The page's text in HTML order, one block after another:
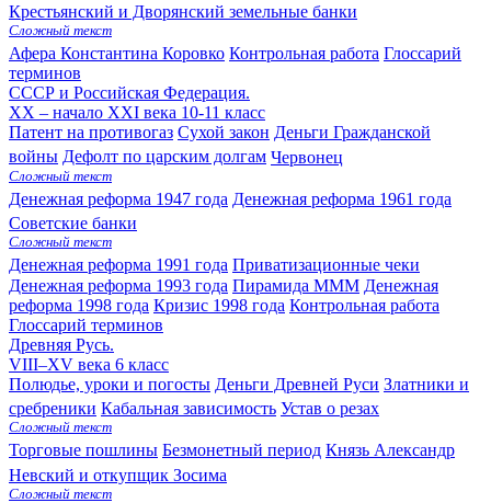
Крестьянский и Дворянский земельные банки
Сложный текст
Афера Константина Коровко Контрольная работа Глоссарий
терминов
СССР и Российская Федерация.
XX – начало XXI века 10-11 класс
Патент на противогаз Сухой закон Деньги Гражданской
войны Дефолт по царским долгам Червонец
Сложный текст
Денежная реформа 1947 года Денежная реформа 1961 года
Советские банки
Сложный текст
Денежная реформа 1991 года Приватизационные чеки
Денежная реформа 1993 года Пирамида МММ Денежная
реформа 1998 года Кризис 1998 года Контрольная работа
Глоссарий терминов
Древняя Русь.
VIII–XV века 6 класс
Полюдье, уроки и погосты Деньги Древней Руси Златники и
сребреники Кабальная зависимость Устав о резах
Сложный текст
Торговые пошлины Безмонетный период Князь Александр
Невский и откупщик Зосима
Сложный текст